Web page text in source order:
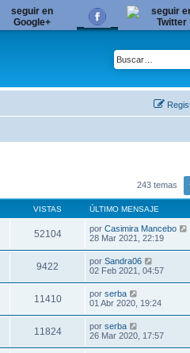
243 temas
VISTAS ÚLTIMO MENSAJE
52104 por Casimira Mancebo
28 Mar 2021, 22:19
9422 por Sandra06
02 Feb 2021, 04:57
11410 por serba
01 Abr 2020, 19:24
11824 por serba
26 Mar 2020, 17:57